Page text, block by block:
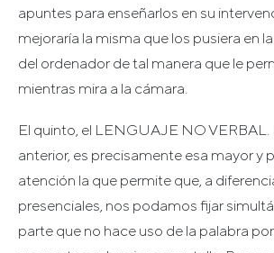
apuntes para enseñarlos en su
mejoraría la misma que los pusiera en
del ordenador de tal manera que le
mientras mira a la cámara.
El quinto, el LENGUAJE NO VERBAL.
anterior, es precisamente esa mayor y
atención la que permite que, a
presenciales, nos podamos fijar
parte que no hace uso de la palabra